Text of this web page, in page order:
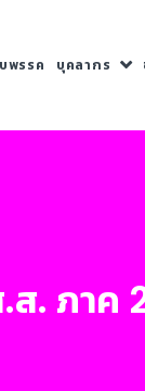
พรรค บุคลากร
ส. ภาค